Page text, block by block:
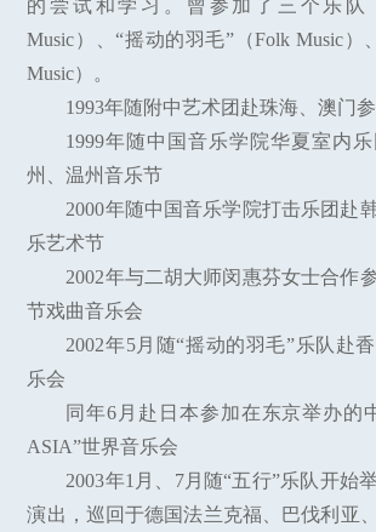
的尝试和学习。曾参加了三个乐队
Music）、“摇动的羽毛”（Folk Music）
Music）。
1993年随附中艺术团赴珠海、澳门
1999年随中国音乐学院华夏室内
州、温州音乐节
2000年随中国音乐学院打击乐团赴
乐艺术节
2002年与二胡大师闵惠芬女士合作
节戏曲音乐会
2002年5月随“摇动的羽毛”乐队赴
乐会
同年6月赴日本参加在东京举办的
ASIA”世界音乐会
2003年1月、7月随“五行”乐队开始
演出，巡回于德国法兰克福、巴伐利亚